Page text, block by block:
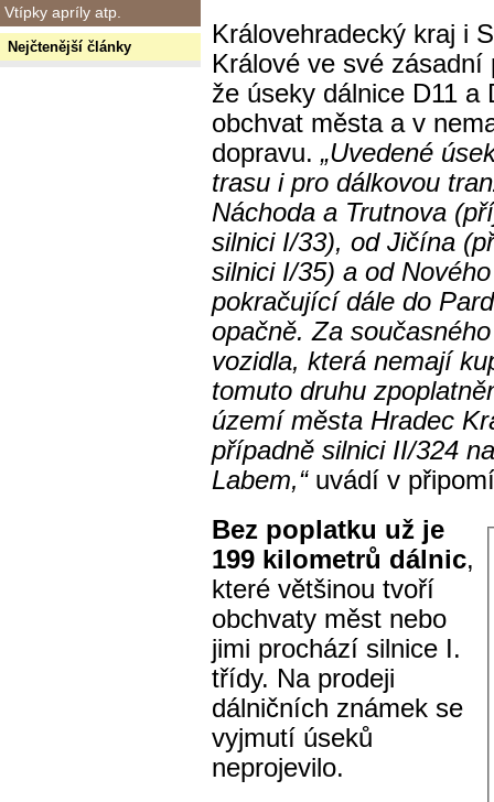
Vtípky apríly atp.
Nejčtenější články
Královehradecký kraj i
Králové ve své
že úseky dálnice D11
obchvat města a v
dopravu. „Uvedené
trasu i pro dálkovou
Náchoda a Trutnova
silnici I/33), od Jičína
silnici I/35) a od
pokračující dále do
opačně. Za
vozidla, která nemají
tomuto druhu
území města Hradec
případně silnici II/324
Labem,“ uvádí v
Bez poplatku už je
199 kilometrů dálnic,
které většinou tvoří
obchvaty měst nebo
jimi prochází silnice I.
třídy. Na prodeji
dálničních známek se
vyjmutí úseků
neprojevilo.